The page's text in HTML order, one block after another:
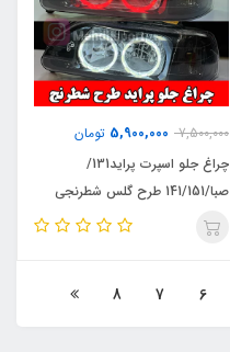
7,500,000
5,900,000 تومان
چراغ جلو اسپرت پراید131/
صبا/141/151 طرح گلس شطرنجی
6
7
8